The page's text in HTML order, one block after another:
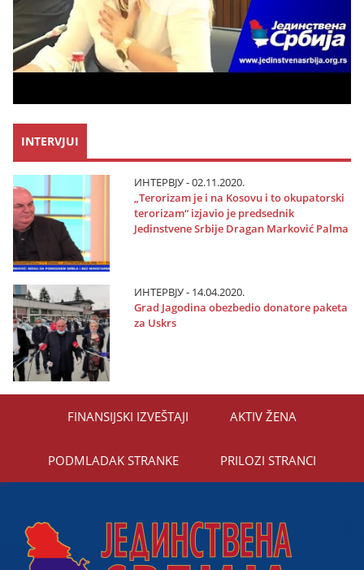
INTERVJUI
ИНТЕРВЈУ - 02.11.2020.
„Terorizam јe i na Kosovu i to okupatorski
terorizam“ izјavio јe predsednik
Јedinstvene Srbiјe Dragan Marković Palma
ИНТЕРВЈУ - 14.04.2020.
Grad Јagodina obezbedio donatore paketa
za Uskrs
FINANSIЈSKI IZVEŠTAЈI AKTIV ŽENA
PODMLADAK STRANKE PRILOZI STRANCI